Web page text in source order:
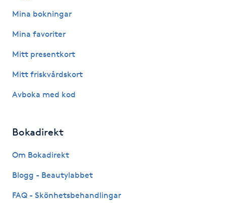
Hårförlängning
Hårvård
Idrottsmassage
Mina bokningar
Mina favoriter
Mitt presentkort
Mitt friskvårdskort
Avboka med kod
Bokadirekt
Om Bokadirekt
Blogg - Beautylabbet
FAQ - Skönhetsbehandlingar